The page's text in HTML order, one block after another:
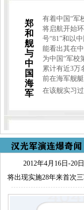
郑
和
舰
与
中
国
海
军
有着中国“军
将启航开始
号“81”和以
能看出其在
为中国“军校
累计有近3万
前在海军舰
在该舰实习
2012年4月16日-20
将出现实施28年来首次